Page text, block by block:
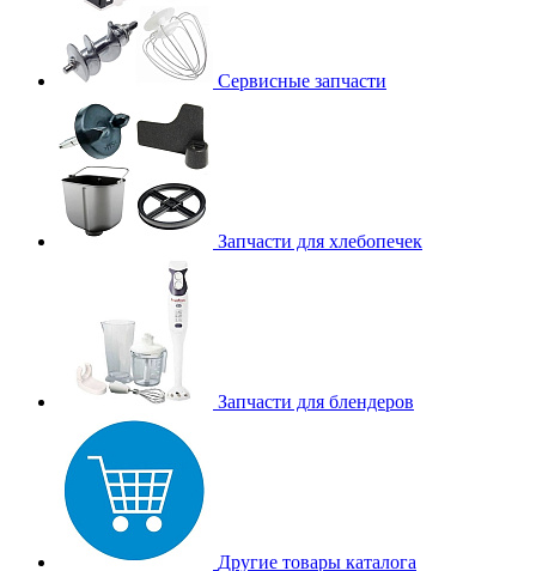
Сервисные запчасти
Запчасти для хлебопечек
Запчасти для блендеров
Другие товары каталога